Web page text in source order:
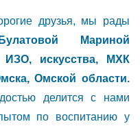
друзья, мы рады
Булатовой Мариной
ИЗО, искусства, МХК
Омской области.
делится с нами
по воспитанию у